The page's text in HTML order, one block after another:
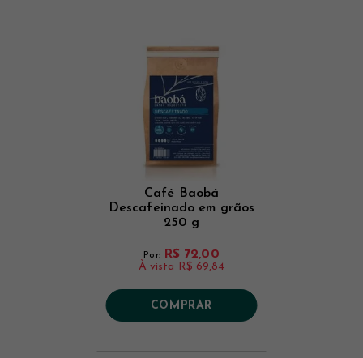
Café Baobá
Descafeinado em grãos
250 g
Por: R$ 72,00
À vista R$ 69,84
COMPRAR